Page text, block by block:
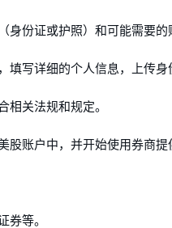
份证或护照）和可能需要的
写详细的个人信息，上传身
相关法规和规定。
账户中，并开始使用券商提
券等。